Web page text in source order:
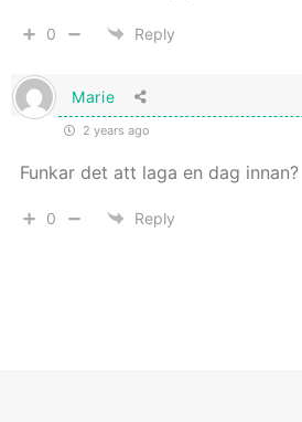
0 Reply
Marie
2 years ago
Funkar det att laga en dag innan?
0 Reply